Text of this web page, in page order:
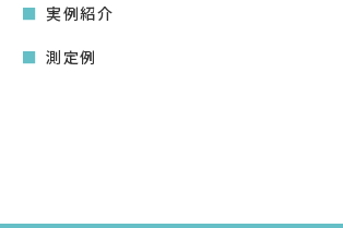
実例紹介
測定例